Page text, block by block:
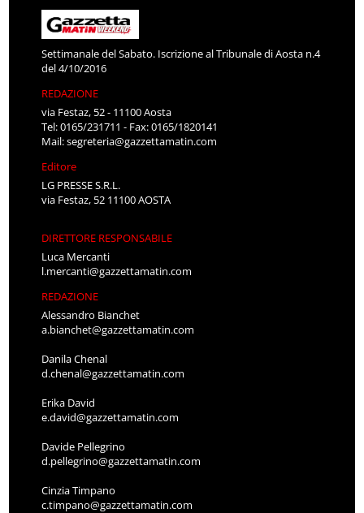
Settimanale del Sabato. Iscrizione al Tribunale di Aosta n.4
del 4/10/2016
REDAZIONE
via Festaz, 52 - 11100 Aosta
Tel: 0165/231711 - Fax: 0165/1820141
Mail:segreteria@gazzettamatin.com
Editore
LG PRESSE S.R.L.
via Festaz, 52 11100 AOSTA
DIRETTORE RESPONSABILE
Luca Mercanti
l.mercanti@gazzettamatin.com
REDAZIONE
Alessandro Bianchet
a.bianchet@gazzettamatin.com
Danila Chenal
d.chenal@gazzettamatin.com
Erika David
e.david@gazzettamatin.com
Davide Pellegrino
d.pellegrino@gazzettamatin.com
Cinzia Timpano
c.timpano@gazzettamatin.com